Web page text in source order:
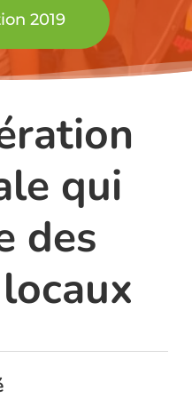
2019
qui
des